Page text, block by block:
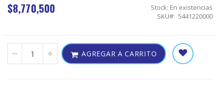
$8,770,500 Stock: En existencias
SKU
5441220000
AGREGAR A CARRITO